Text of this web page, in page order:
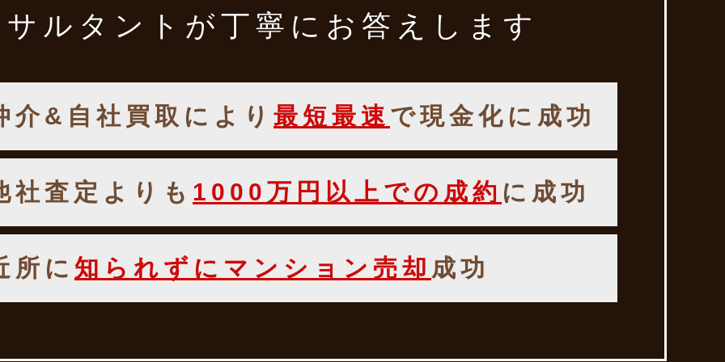
ルタントが丁寧にお答えします
介&自社買取により 最短最速 で現金化に成功
社査定よりも 1000万円以上での成約 に成功
所に 知られずにマンション売却 成功